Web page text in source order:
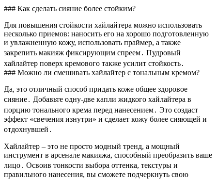
### Как сделать сияние более стойким?
Для повышения стойкости хайлайтера можно использовать
несколько приемов: наносить его на хорошо подготовленную
и увлажненную кожу, использовать праймер, а также
закрепить макияж фиксирующим спреем․ Пудровый
хайлайтер поверх кремового также усилит стойкость․
### Можно ли смешивать хайлайтер с тональным кремом?
Да, это отличный способ придать коже общее здоровое
сияние․ Добавьте одну-две капли жидкого хайлайтера в
порцию тонального крема перед нанесением․ Это создаст
эффект «свечения изнутри» и сделает кожу более сияющей и
отдохнувшей․
Хайлайтер – это не просто модный тренд, а мощный
инструмент в арсенале макияжа, способный преобразить ваше
лицо․ Освоив тонкости выбора оттенка, текстуры и
правильного нанесения, вы сможете подчеркнуть свою